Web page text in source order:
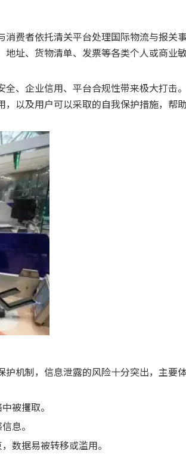
费者依托清关平台处理国际物流与报关
址、货物清单、发票等各类个人或商业敏
、企业信用、平台合规性带来极大打击
以及用户可以采取的自我保护措施，帮
机制，信息泄露的风险十分突出，主要
被攫取。
息。
数据易被转移或滥用。